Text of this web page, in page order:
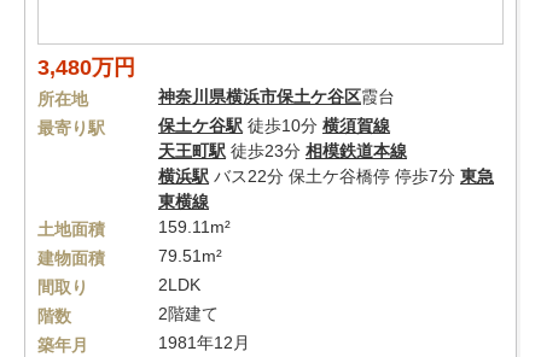
3,480万円
所在地 神奈川県横浜市保土ケ谷区霞台
最寄り駅
保土ケ谷駅 徒歩10分 横須賀線
天王町駅 徒歩23分 相模鉄道本線
横浜駅 バス22分 保土ケ谷橋停 停歩7分 東急
東横線
土地面積
159.11m²
建物面積
79.51m²
間取り
2LDK
階数
2階建て
築年月
1981年12月